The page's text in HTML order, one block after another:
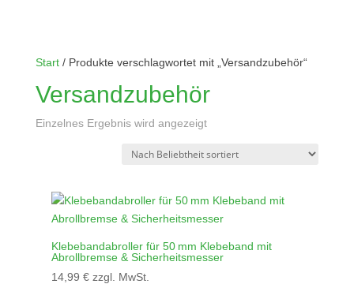
Start/ Produkte verschlagwortet mit „Versandzubehör“
Versandzubehör
Einzelnes Ergebnis wird angezeigt
Klebebandabroller für 50 mm Klebeband mit
Abrollbremse & Sicherheitsmesser
14,99 € zzgl. MwSt.